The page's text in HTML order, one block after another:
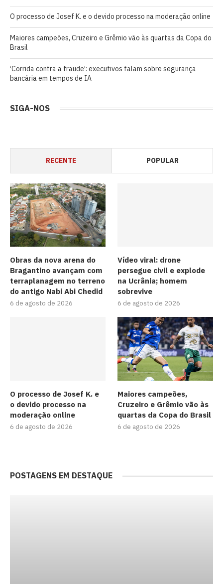
O processo de Josef K. e o devido processo na moderação online
Maiores campeões, Cruzeiro e Grêmio vão às quartas da Copa do
Brasil
‘Corrida contra a fraude’: executivos falam sobre segurança
bancária em tempos de IA
SIGA-NOS
RECENTE POPULAR
Obras da nova arena do
Bragantino avançam com
terraplanagem no terreno
do antigo Nabi Abi Chedid
6 de agosto de 2026
Vídeo viral: drone
persegue civil e explode
na Ucrânia; homem
sobrevive
6 de agosto de 2026
O processo de Josef K. e
o devido processo na
moderação online
6 de agosto de 2026
Maiores campeões,
Cruzeiro e Grêmio vão às
quartas da Copa do Brasil
6 de agosto de 2026
POSTAGENS EM DESTAQUE